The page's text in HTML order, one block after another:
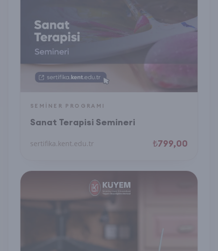
SEMINER PROGRAMI
Sanat Terapisi Semineri
sertifika.kent.edu.tr ₺799,00